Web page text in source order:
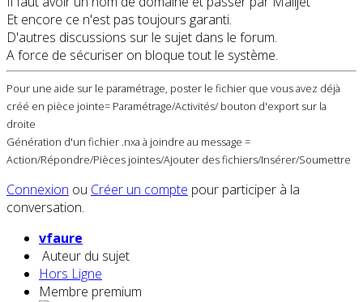
Et encore ce n'est pas toujours garanti.
D'autres discussions sur le sujet dans le forum.
A force de sécuriser on bloque tout le système.
Pour une aide sur le paramétrage, poster le fichier que vous avez déjà
créé en pièce jointe= Paramétrage/Activités/ bouton d'export sur la
droite
Génération d'un fichier .nxa à joindre au message =
Action/Répondre/Pièces jointes/Ajouter des fichiers/Insérer/Soumettre
Connexion ou Créer un compte pour participer à la
conversation.
vfaure
Auteur du sujet
Hors Ligne
Membre premium